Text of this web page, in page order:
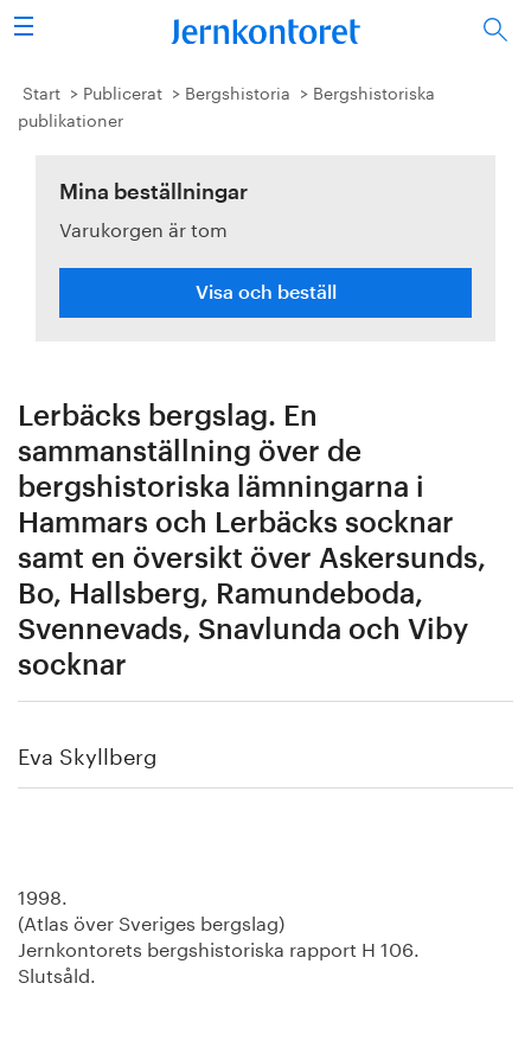
Sök
Stålindustrin
Forskning/utbildning
Energi/miljö
Vi tycker
Bildbank
Om oss
Start Publicerat Bergshistoria
Bergshistoriska
publikationer
Mina beställningar
Varukorgen är tom
Visa och beställ
Lerbäcks bergslag. En
sammanställning över de
bergshistoriska lämningarna i
Hammars och Lerbäcks socknar
samt en översikt över Askersunds,
Bo, Hallsberg, Ramundeboda,
Svennevads, Snavlunda och Viby
socknar
Eva Skyllberg
1998.
(Atlas över Sveriges bergslag)
Jernkontorets bergshistoriska rapport H 106.
Slutsåld.